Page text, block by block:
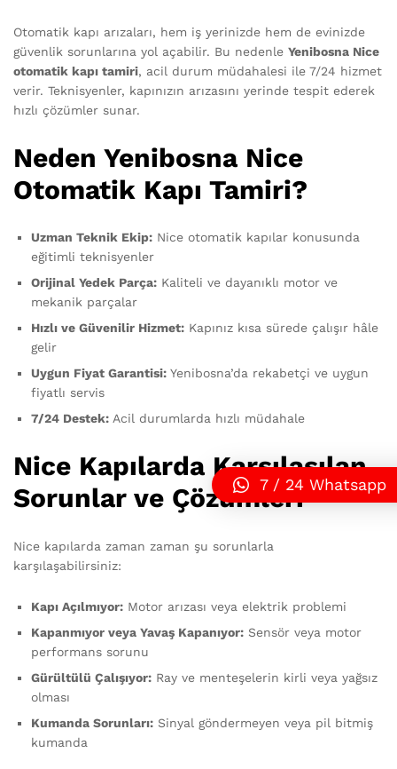
Otomatik kapı arızaları, hem iş yerinizde hem de evinizde
güvenlik sorunlarına yol açabilir. Bu nedenle Yenibosna Nice
otomatik kapı tamiri, acil durum müdahalesi ile 7/24 hizmet
verir. Teknisyenler, kapınızın arızasını yerinde tespit ederek
hızlı çözümler sunar.
Neden Yenibosna Nice
Otomatik Kapı Tamiri?
Uzman Teknik Ekip: Nice otomatik kapılar konusunda
eğitimli teknisyenler
Orijinal Yedek Parça: Kaliteli ve dayanıklı motor ve
mekanik parçalar
Hızlı ve Güvenilir Hizmet: Kapınız kısa sürede çalışır hâle
gelir
Uygun Fiyat Garantisi: Yenibosna’da rekabetçi ve uygun
fiyatlı servis
7/24 Destek: Acil durumlarda hızlı müdahale
Nice Kapılarda Karşılaşılan
Sorunlar ve Çözümleri
Nice kapılarda zaman zaman şu sorunlarla
karşılaşabilirsiniz:
Kapı Açılmıyor: Motor arızası veya elektrik problemi
Kapanmıyor veya Yavaş Kapanıyor: Sensör veya motor
performans sorunu
Gürültülü Çalışıyor: Ray ve menteşelerin kirli veya yağsız
olması
Kumanda Sorunları: Sinyal göndermeyen veya pil bitmiş
kumanda
7 / 24 Whatsapp